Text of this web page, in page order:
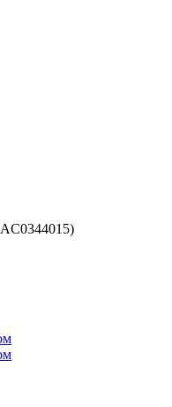
AC0344015)